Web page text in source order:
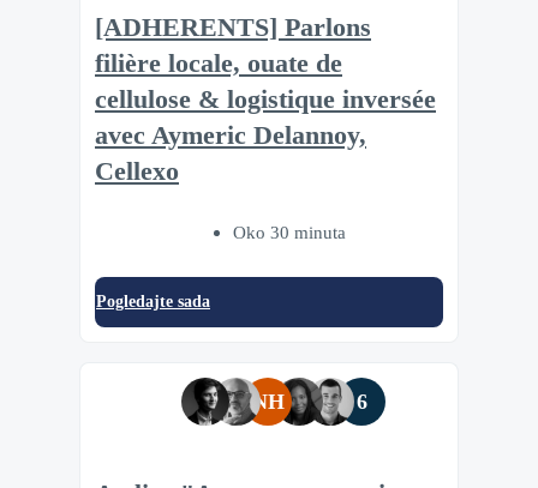
[ADHERENTS] Parlons
filière locale, ouate de
cellulose & logistique inversée
avec Aymeric Delannoy,
Cellexo
Oko 30 minuta
Pogledajte sada
NH 6